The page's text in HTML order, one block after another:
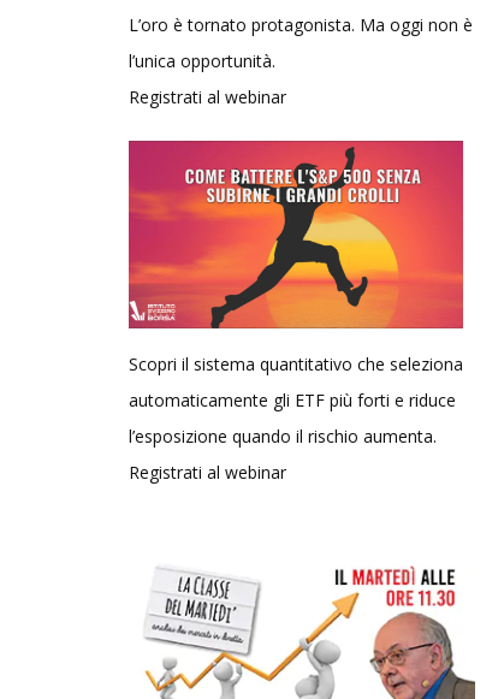
L’oro è tornato protagonista. Ma oggi non è
l’unica opportunità.
Registrati al webinar
Scopri il sistema quantitativo che seleziona
automaticamente gli ETF più forti e riduce
l’esposizione quando il rischio aumenta.
Registrati al webinar